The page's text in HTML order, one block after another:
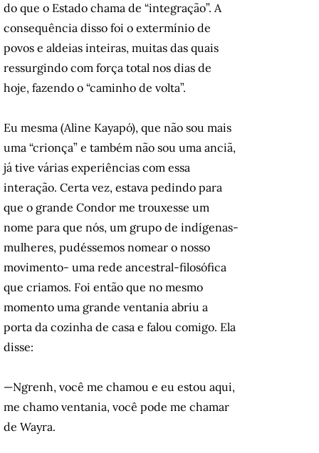
do que o Estado chama de “integração”. A
consequência disso foi o extermínio de
povos e aldeias inteiras, muitas das quais
ressurgindo com força total nos dias de
hoje, fazendo o “caminho de volta”.
Eu mesma (Aline Kayapó), que não sou mais
uma “crionça” e também não sou uma anciã,
já tive várias experiências com essa
interação. Certa vez, estava pedindo para
que o grande Condor me trouxesse um
nome para que nós, um grupo de indígenas-
mulheres, pudéssemos nomear o nosso
movimento- uma rede ancestral-filosófica
que criamos. Foi então que no mesmo
momento uma grande ventania abriu a
porta da cozinha de casa e falou comigo. Ela
disse:
—Ngrenh, você me chamou e eu estou aqui,
me chamo ventania, você pode me chamar
de Wayra.